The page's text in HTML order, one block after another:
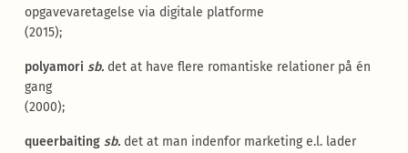
opgavevaretagelse via digitale platforme
(2015);
polyamori sb. det at have flere romantiske relationer på én
gang
(2000);
queerbaiting sb.det at man indenfor marketing e.l. lader